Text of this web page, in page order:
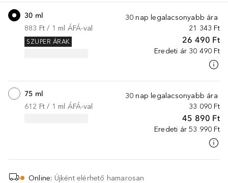
30 nap legalacsonyabb ára
21 343 Ft
26 490 Ft
Eredeti ár 30 490 Ft
30 ml
883 Ft / 1 ml ÁFÁ-val
SZUPER ÁRAK
30 nap legalacsonyabb ára
33 090 Ft
45 890 Ft
Eredeti ár 53 990 Ft
75 ml
612 Ft / 1 ml ÁFÁ-val
Online: Újként elérhető hamarosan